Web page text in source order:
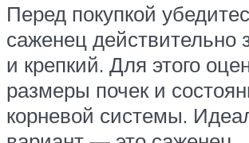
Перед покупкой
саженец действительно
и крепкий. Для этого
размеры почек и
корневой системы.